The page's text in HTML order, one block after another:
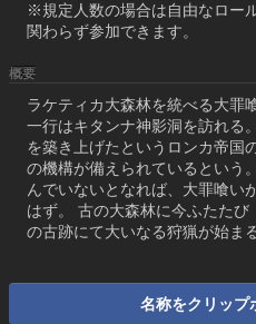
※規定人数の場合は自由なロー
関わらず参加できます。
概要
ラケティカ大森林を統べる大罪
一行はキタンナ神影洞を訪れる
を築き上げたというロンカ帝国
の機構が備えられているという
んでいないとなれば、大罪喰い
はず。 古の大森林に今ふたた
の古跡にて大いなる狩猟が始まる
名称をクリップ